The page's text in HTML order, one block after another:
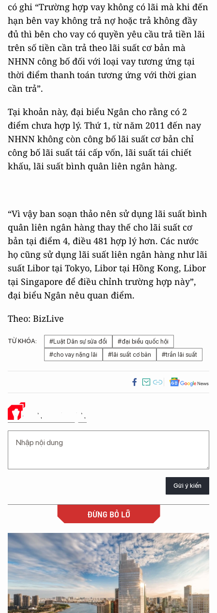
có ghi “Trường hợp vay không có lãi mà khi đến
hạn bên vay không trả nợ hoặc trả không đầy
đủ thì bên cho vay có quyền yêu cầu trả tiền lãi
trên số tiền cần trả theo lãi suất cơ bản mà
NHNN công bố đối với loại vay tương ứng tại
thời điểm thanh toán tương ứng với thời gian
cần trả”.
Tại khoản này, đại biểu Ngân cho rằng có 2
điểm chưa hợp lý. Thứ 1, từ năm 2011 đến nay
NHNN không còn công bố lãi suất cơ bản chỉ
công bố lãi suất tái cấp vốn, lãi suất tái chiết
khấu, lãi suất bình quân liên ngân hàng.
“Vì vậy ban soạn thảo nên sử dụng lãi suất bình
quân liên ngân hàng thay thế cho lãi suất cơ
bản tại điểm 4, điều 481 hợp lý hơn. Các nước
họ cũng sử dụng lãi suất liên ngân hàng như lãi
suất Libor tại Tokyo, Libor tại Hồng Kong, Libor
tại Singapore để điều chỉnh trường hợp này”,
đại biểu Ngân nêu quan điểm.
Theo: BizLive
TỪ KHÓA: #Luật Dân sự sửa đổi
#đại biểu quốc hội
#cho vay nặng lãi
#lãi suất cơ bản #trần lãi suất
Ý KIẾN CỦA BẠN
Gửi ý kiến
ĐỪNG BỎ LỠ